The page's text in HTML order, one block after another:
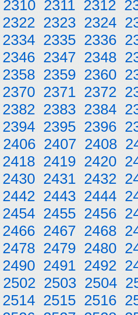
2310 2311 2312
2322 2323 2324
2334 2335 2336
2346 2347 2348
2358 2359 2360
2370 2371 2372
2382 2383 2384
2394 2395 2396
2406 2407 2408
2418 2419 2420
2430 2431 2432
2442 2443 2444
2454 2455 2456
2466 2467 2468
2478 2479 2480
2490 2491 2492
2502 2503 2504
2514 2515 2516